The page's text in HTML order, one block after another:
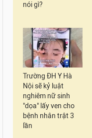
nói gì?
Trường ĐH Y Hà
Nội sẽ kỷ luật
nghiêm nữ sinh
"dọa" lấy ven cho
bệnh nhân trật 3
lần